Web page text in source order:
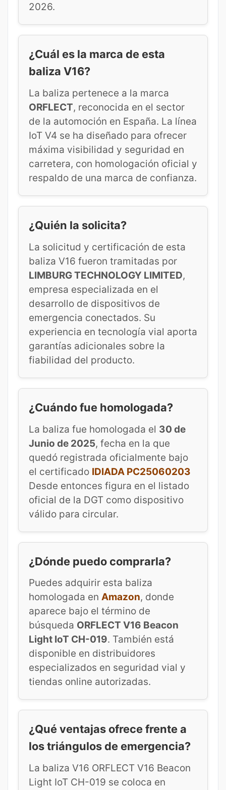
2026.
¿Cuál es la marca de esta
baliza V16?
La baliza pertenece a la marca
ORFLECT, reconocida en el sector
de la automoción en España. La línea
IoT V4 se ha diseñado para ofrecer
máxima visibilidad y seguridad en
carretera, con homologación oficial y
respaldo de una marca de confianza.
¿Quién la solicita?
La solicitud y certificación de esta
baliza V16 fueron tramitadas por
LIMBURG TECHNOLOGY LIMITED,
empresa especializada en el
desarrollo de dispositivos de
emergencia conectados. Su
experiencia en tecnología vial aporta
garantías adicionales sobre la
fiabilidad del producto.
¿Cuándo fue homologada?
La baliza fue homologada el 30 de
Junio de 2025, fecha en la que
quedó registrada oficialmente bajo
el certificado IDIADA PC25060203
Desde entonces figura en el listado
oficial de la DGT como dispositivo
válido para circular.
¿Dónde puedo comprarla?
Puedes adquirir esta baliza
homologada en Amazon, donde
aparece bajo el término de
búsqueda ORFLECT V16 Beacon
Light IoT CH-019. También está
disponible en distribuidores
especializados en seguridad vial y
tiendas online autorizadas.
¿Qué ventajas ofrece frente a
los triángulos de emergencia?
La baliza V16 ORFLECT V16 Beacon
Light IoT CH-019 se coloca en